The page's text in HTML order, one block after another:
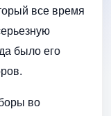
все время
было его
во